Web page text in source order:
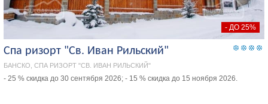
- ДО 25%
Спа ризорт "Св. Иван Рильский"
БАНСКО, СПА РИЗОРТ "СВ. ИВАН РИЛЬСКИЙ"
- 25 % скидка до 30 сентября 2026; - 15 % скидка до 15 ноября 2026.